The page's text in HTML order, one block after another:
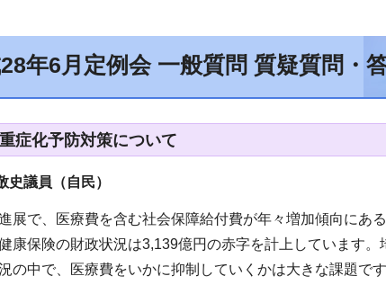
年6月定例会 一般質問 質疑質問・
症化予防対策について
議員（自民）
展で、医療費を含む社会保障給付費が年々増加傾向にあ
康保険の財政状況は3,139億円の赤字を計上しています
の中で、医療費をいかに抑制していくかは大きな課題で